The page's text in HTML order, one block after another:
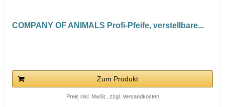
COMPANY OF ANIMALS Profi-Pfeife, verstellbare...
Zum Produkt
Preis inkl. MwSt., zzgl. Versandkosten